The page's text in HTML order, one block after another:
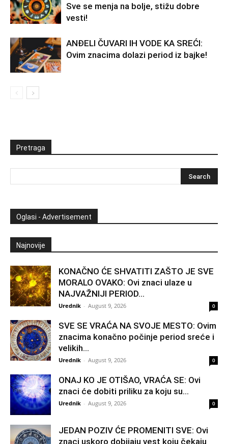
Sve se menja na bolje, stižu dobre
vesti!
ANĐELI ČUVARI IH VODE KA SREĆI:
Ovim znacima dolazi period iz bajke!
Pretraga
Oglasi - Advertisement
Najnovije
KONAČNO ĆE SHVATITI ZAŠTO JE SVE
MORALO OVAKO: Ovi znaci ulaze u
NAJVAŽNIJI PERIOD...
Urednik - August 9, 2026 0
SVE SE VRAĆA NA SVOJE MESTO: Ovim
znacima konačno počinje period sreće i
velikih...
Urednik - August 9, 2026 0
ONAJ KO JE OTIŠAO, VRAĆA SE: Ovi
znaci će dobiti priliku za koju su...
Urednik - August 9, 2026 0
JEDAN POZIV ĆE PROMENITI SVE: Ovi
znaci uskoro dobijaju vest koju čekaju